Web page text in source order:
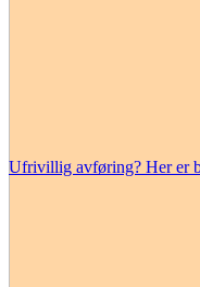
Ufrivillig avføring? Her er